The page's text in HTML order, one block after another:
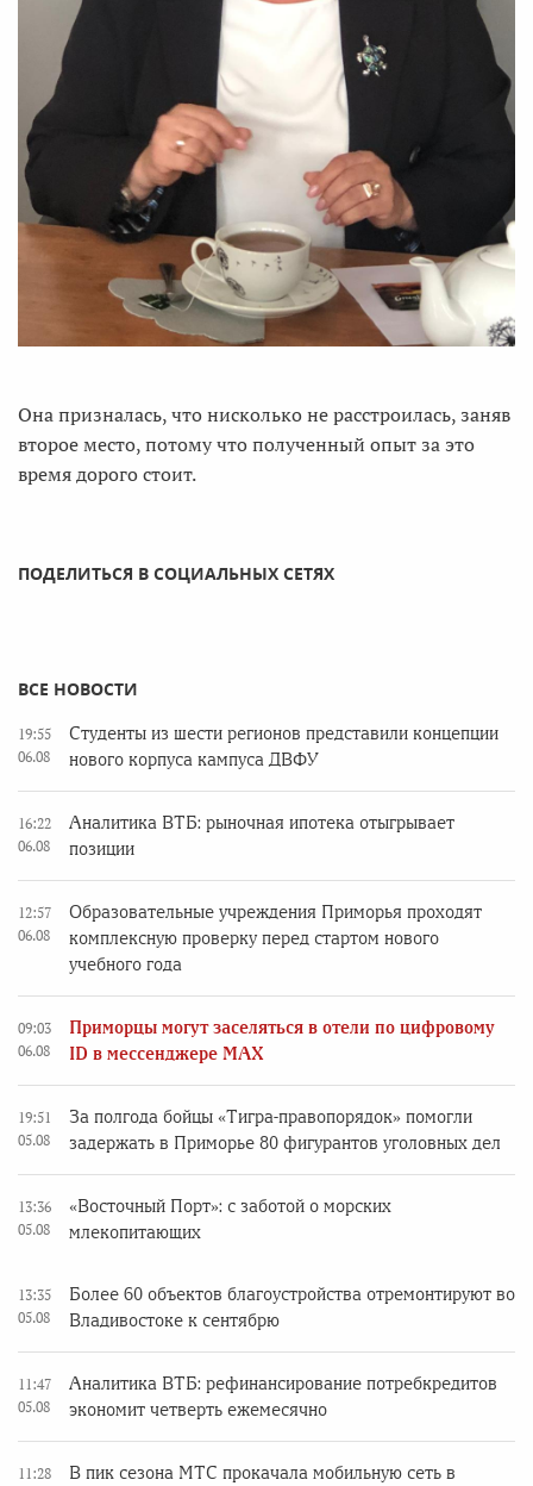
Она призналась, что нисколько не расстроилась, заняв
второе место, потому что полученный опыт за это
время дорого стоит.
ПОДЕЛИТЬСЯ В СОЦИАЛЬНЫХ СЕТЯХ
ВСЕ НОВОСТИ
19:55
06.08
Студенты из шести регионов представили концепции
нового корпуса кампуса ДВФУ
16:22
06.08
Аналитика ВТБ: рыночная ипотека отыгрывает
позиции
12:57
06.08
Образовательные учреждения Приморья проходят
комплексную проверку перед стартом нового
учебного года
09:03
06.08
Приморцы могут заселяться в отели по цифровому
ID в мессенджере MAX
19:51
05.08
За полгода бойцы «Тигра-правопорядок» помогли
задержать в Приморье 80 фигурантов уголовных дел
13:36
05.08
«Восточный Порт»: с заботой о морских
млекопитающих
13:35
05.08
Более 60 объектов благоустройства отремонтируют во
Владивостоке к сентябрю
11:47
05.08
Аналитика ВТБ: рефинансирование потребкредитов
экономит четверть ежемесячно
11:28
В пик сезона МТС прокачала мобильную сеть в